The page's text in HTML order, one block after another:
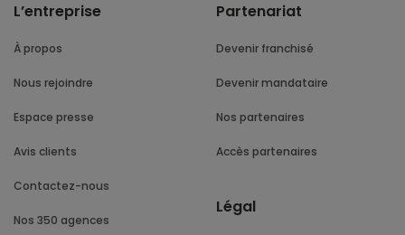
L’entreprise
À propos
Nous rejoindre
Espace presse
Avis clients
Contactez-nous
Nos 350 agences
Partenariat
Devenir franchisé
Devenir mandataire
Nos partenaires
Accès partenaires
Légal